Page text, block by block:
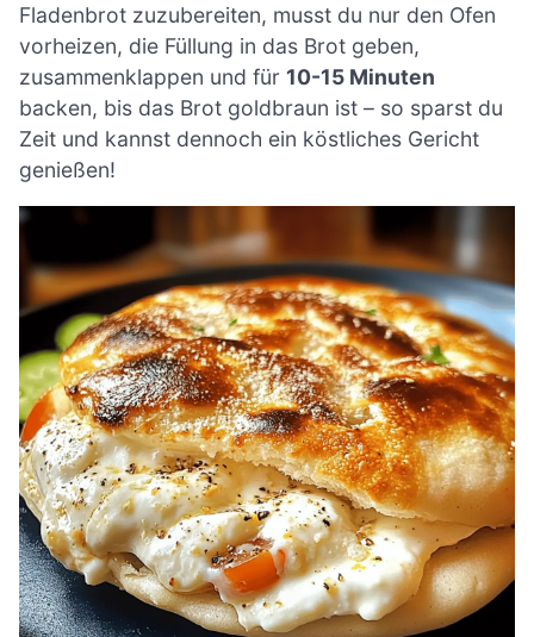
Fladenbrot zuzubereiten, musst du nur den Ofen
vorheizen, die Füllung in das Brot geben,
zusammenklappen und für 10-15 Minuten
backen, bis das Brot goldbraun ist – so sparst du
Zeit und kannst dennoch ein köstliches Gericht
genießen!